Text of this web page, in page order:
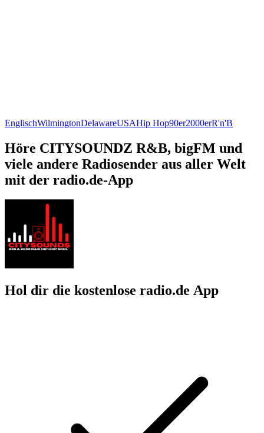
EnglischWilmingtonDelawareUSAHip Hop90er2000erR'n'B
Höre CITYSOUNDZ R&B, bigFM und
viele andere Radiosender aus aller Welt
mit der radio.de-App
Hol dir die kostenlose radio.de App